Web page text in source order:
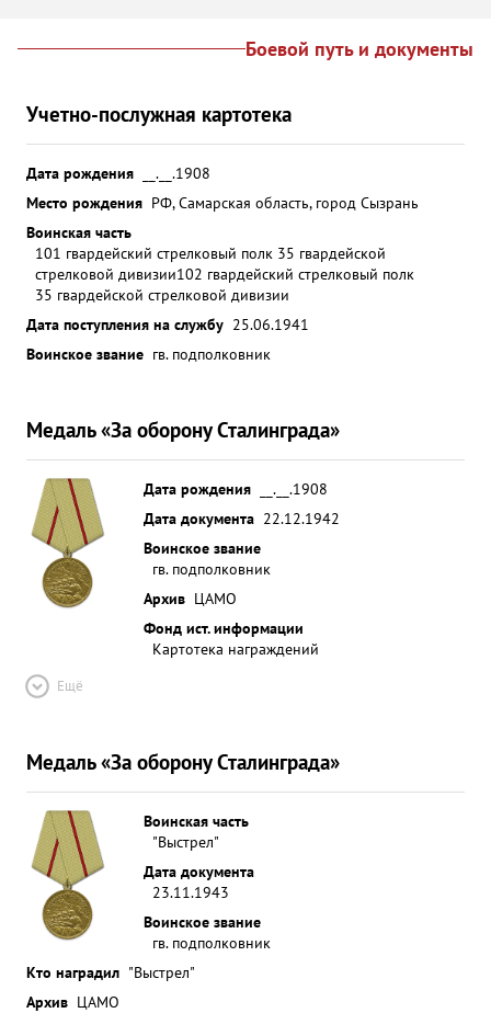
Боевой путь и документы
Учетно-послужная картотека
Дата рождения
__.__.1908
Место рождения РФ, Самарская область, город Сызрань
Воинская часть
101 гвардейский стрелковый полк 35 гвардейской
стрелковой дивизии102 гвардейский стрелковый полк
35 гвардейской стрелковой дивизии
Дата поступления на службу 25.06.1941
Воинское звание гв. подполковник
Медаль «За оборону Сталинграда»
Дата рождения
__.__.1908
Дата документа 22.12.1942
Воинское звание
гв. подполковник
Архив ЦАМО
Фонд ист. информации
Картотека награждений
Ещё
Медаль «За оборону Сталинграда»
Воинская часть
"Выстрел"
Дата документа
23.11.1943
Воинское звание
гв. подполковник
Кто наградил "Выстрел"
Архив ЦАМО